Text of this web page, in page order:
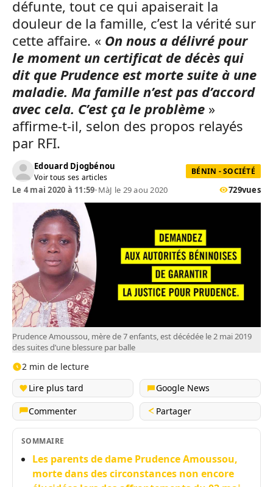
défunte, tout ce qui apaiserait la
douleur de la famille, c’est la vérité sur
cette affaire. « On nous a délivré pour
le moment un certificat de décès qui
dit que Prudence est morte suite à une
maladie. Ma famille n’est pas d’accord
avec cela. C’est ça le problème »
affirme-t-il, selon des propos relayés
par RFI.
Edouard Djogbénou
Voir tous ses articles
BÉNIN - SOCIÉTÉ
Le 4 mai 2020 à 11:59•MàJ le 29 aou 2020 729vues
Prudence Amoussou, mère de 7 enfants, est décédée le 2 mai 2019
des suites d’une blessure par balle
2 min de lecture
Lire plus tard
Google News
Commenter
Partager
SOMMAIRE
Les parents de dame Prudence Amoussou,
morte dans des circonstances non encore